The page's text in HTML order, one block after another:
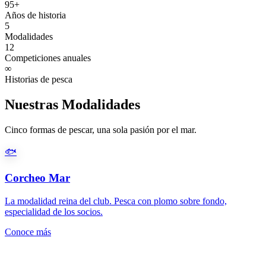
95+
Años de historia
5
Modalidades
12
Competiciones anuales
∞
Historias de pesca
Nuestras Modalidades
Cinco formas de pescar, una sola pasión por el mar.
🐟
Corcheo Mar
La modalidad reina del club. Pesca con plomo sobre fondo,
especialidad de los socios.
Conoce más